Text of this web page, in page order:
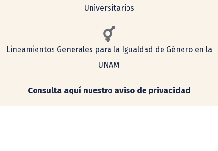
Universitarios
Lineamientos Generales para la Igualdad de Género en la
UNAM
Consulta aquí nuestro aviso de privacidad